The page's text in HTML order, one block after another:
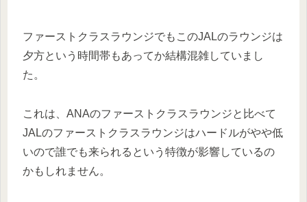
ファーストクラスラウンジでもこのJALのラウンジは
夕方という時間帯もあってか結構混雑していまし
た。
これは、ANAのファーストクラスラウンジと比べて
JALのファーストクラスラウンジはハードルがやや低
いので誰でも来られるという特徴が影響しているの
かもしれません。